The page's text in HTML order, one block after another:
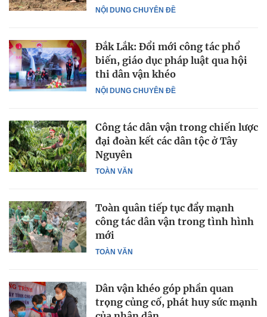
NỘI DUNG CHUYÊN ĐỀ
NỘI DUNG CHUYÊN ĐỀ
Đắk Lắk: Đổi mới công tác phổ
biến, giáo dục pháp luật qua hội
thi dân vận khéo
TOÀN VĂN
Công tác dân vận trong chiến lược
đại đoàn kết các dân tộc ở Tây
Nguyên
TOÀN VĂN
Toàn quân tiếp tục đẩy mạnh
công tác dân vận trong tình hình
mới
Dân vận khéo góp phần quan
trọng củng cố, phát huy sức mạnh